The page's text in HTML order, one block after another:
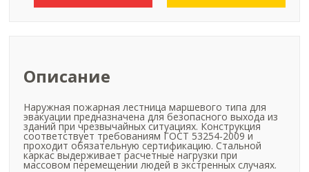
Описание
Наружная пожарная лестница маршевого типа для
эвакуации предназначена для безопасного выхода из
зданий при чрезвычайных ситуациях. Конструкция
соответствует требованиям ГОСТ 53254-2009 и
проходит обязательную сертификацию. Стальной
каркас выдерживает расчетные нагрузки при
массовом перемещении людей в экстренных случаях.